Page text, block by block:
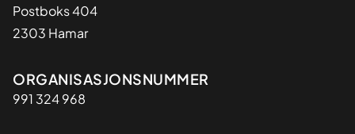
Postboks 404
2303 Hamar
Organisasjon
ORGANISASJONSNUMMER
991 324 968